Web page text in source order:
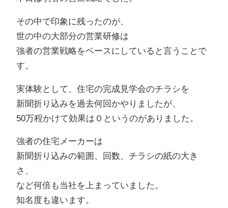
その中で印象に残ったのが、
世の中の大部分の営業研修は
強者の営業戦略をベースにしていると言うことで
す。
実体験として、住宅の完成見学会のチラシを
新聞折り込みを過去何回かやりましたが、
50万程かけて効果は０というのがありました。
強者の住宅メーカーは
新聞折り込みの範囲、回数、チラシの紙の大き
さ、
など何倍も当社を上まっていました。
知名度も違います。